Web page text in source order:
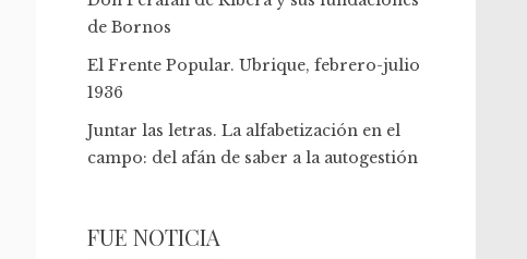
de Bornos
El Frente Popular. Ubrique, febrero-julio
1936
Juntar las letras. La alfabetización en el
campo: del afán de saber a la autogestión
FUE NOTICIA